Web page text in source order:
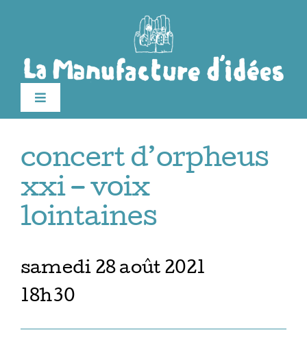
Toggle
Navigation
Le festival
Billetterie
Infos pratiques
concert d’orpheus
xxi – voix
lointaines
samedi 28 août 2021
18h30